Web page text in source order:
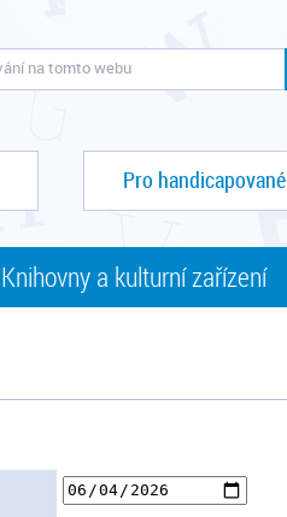
Pro handicapované
Knihovny a kulturní zařízení